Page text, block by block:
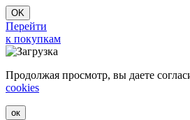
OK
Перейти
к покупкам
Продолжая просмотр, вы даете
cookies
ок